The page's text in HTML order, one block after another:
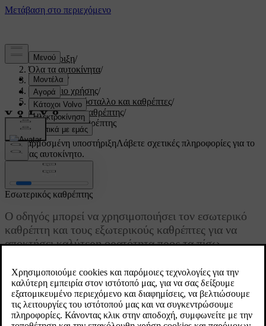
Υποστήριξη/
Όλα τα αυτοκίνητα/
V60 2022 /
Εγχειρίδιο χρήσης/
Παράθυρα, κρύσταλλο και καθρέπτες/
Εσωτερικός καθρέπτης/
Εσωτερικός καθρέπτης
Προσαρμοσμένη υποστήριξηΛάβετε σχετικές πληροφορίες για το
δικό σας αυτοκίνητο.
Εσωτερικός καθρέπτης
Ο οδηγός μπορεί να χρησιμοποιήσει τον εσωτερικό
καθρέπτη και τους εξωτερικούς καθρέπτες για να
αποκτήσει καλύτερη ορατότητα προς τα πίσω.
Εσωτερικός καθρέπτης
Ο εσωτερικός καθρέπτης διαθέτει HomeLink*, αυτόματη
λειτουργία αντιθαµβωτικής προστασίας*και πυξίδα*.